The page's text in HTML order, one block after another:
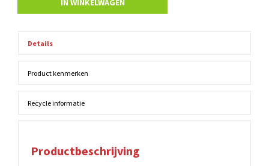
IN WINKELWAGEN
Details
Product kenmerken
Recycle informatie
Productbeschrijving